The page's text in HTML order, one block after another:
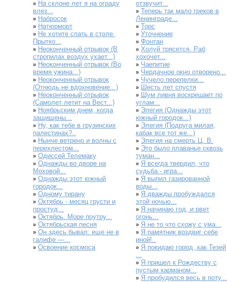
» На склоне лет я на ограду
влез...
» Набросок
» Натюрморт
» Не хотите спать в столе.
Прытко...
» Неоконченный отрывок (В
стропилах воздух ухает...)
» Неоконченный отрывок (Во
время ужина...)
» Неоконченный отрывок
(Отнюдь не вдохновение...)
» Неоконченный отрывок
(Самолет летит на Вест...)
» Ноябрьским днем, когда
защищены...
» Ну, как тебе в грузинских
палестинах?..
» Нынче ветрено и волны с
перехлестом...
» Одиссей Телемаку
» Однажды во дворе на
Моховой...
» Однажды этот южный
городок...
» Одному тирану
» Октябрь - месяц грусти и
простуд...
» Октябрь. Море поутру...
» Октябрьская песня
» Он здесь бывал: еще не в
галифе —...
» Освоение космоса
отзвучит...
» Теперь так мало греков в
Ленинграде...
» Торс
» Уточнение
» Фонтан
» Холуй трясется. Раб
хохочет...
» Чаепитие
» Чердачное окно отворено...
» Чучело перепелки...
» Шесть лет спустя
» Шум ливня воскрешает по
углам...
» Элегия (Однажды этот
южный городок...)
» Элегия (Подруга милая,
кабак все тот же...)
» Элегия на смерть Ц. В.
» Это было плаванье сквозь
туман...
» Я всегда твердил, что
судьба - игра...
» Я выпил газированной
воды...
» Я дважды пробуждался
этой ночью...
» Я начинаю год, и рвет
огонь...
» Я не то что схожу с ума...
» Я памятник воздвиг себе
иной!..
» Я покидаю город, как Тезей
...
» Я пришел к Рождеству с
пустым карманом...
» Я пробудился весь в поту...